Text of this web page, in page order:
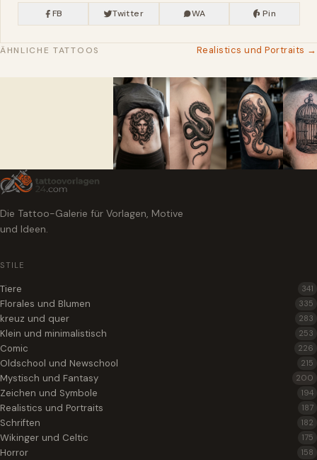
FB Twitter WA Pin
ÄHNLICHE TATTOOS Realistics und Portraits →
Die Tattoo-Galerie für Vorlagen, Motive
und Ideen.
STILE
Tiere 341
Florales und Blumen 335
kreuz und quer 283
Klein und minimalistisch 253
Comic 226
Oldschool und Newschool 215
Mystisch und Fantasy 200
Zeichen und Symbole 194
Realistics und Portraits 187
Schriften 182
Wikinger und Celtic 175
Horror 158